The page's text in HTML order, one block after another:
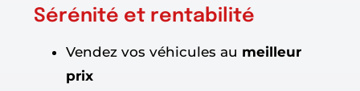
Sérénité et rentabilité
Vendez vos véhicules au meilleur
prix